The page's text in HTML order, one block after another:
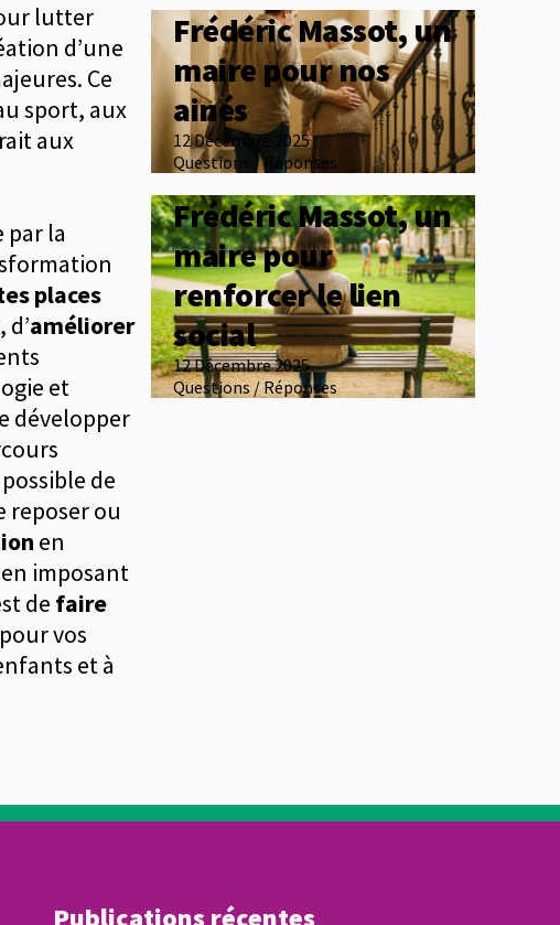
lutter
d’une
Ce
sport, aux
aux
par la
places
, d’améliorer
et
développer
de
reposer ou
en
imposant
de faire
vos
et à
Frédéric Massot, un
maire pour nos
ainés
12 Décembre 2025
Questions / Réponses
Frédéric Massot, un
maire pour
renforcer le lien
social
12 Décembre 2025
Questions / Réponses
Publications récentes